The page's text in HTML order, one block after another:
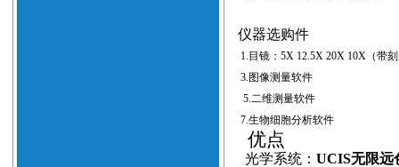
仪器选购件
1. 目镜： 5X 12.5X 20X 10X（带
3. 图像测量软件
5.二维测量软件
7.生物细胞分析软件
优点
光学系统： UCIS无限远